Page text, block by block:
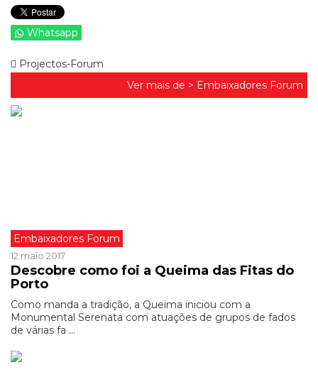
Whatsapp
Projectos-Forum
Ver mais de > Embaixadores Forum
Embaixadores Forum
12 maio 2017
Descobre como foi a Queima das Fitas do
Porto
Como manda a tradição, a Queima iniciou com a
Monumental Serenata com atuações de grupos de fados
de várias fa ...